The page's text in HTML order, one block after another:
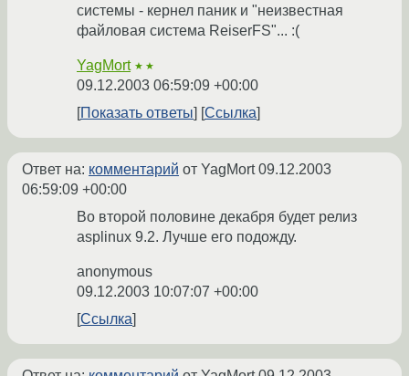
системы - кернел паник и "неизвестная
файловая система ReiserFS"... :(
YagMort ★★
09.12.2003 06:59:09 +00:00
Показать ответы
Ссылка
Ответ на: комментарий от YagMort09.12.2003
06:59:09 +00:00
Во второй половине декабря будет релиз
asplinux 9.2. Лучше его подожду.
anonymous
09.12.2003 10:07:07 +00:00
Ссылка